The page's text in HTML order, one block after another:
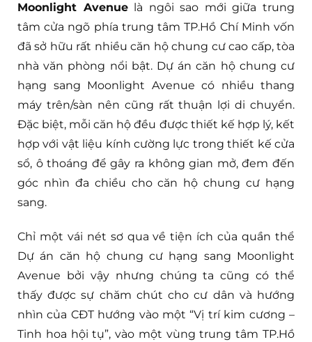
Moonlight Avenuelà ngôi sao mới giữa trung
tâm cửa ngõ phía trung tâm TP.Hồ Chí Minh vốn
đã sở hữu rất nhiều căn hộ chung cư cao cấp, tòa
nhà văn phòng nổi bật. Dự án căn hộ chung cư
hạng sang Moonlight Avenue có nhiều thang
máy trên/sàn nên cũng rất thuận lợi di chuyển.
Đặc biệt, mỗi căn hộ đều được thiết kế hợp lý, kết
hợp với vật liệu kính cường lực trong thiết kế cửa
sổ, ô thoáng để gây ra không gian mở, đem đến
góc nhìn đa chiều cho căn hộ chung cư hạng
sang.
Chỉ một vái nét sơ qua về tiện ích của quần thể
Dự án căn hộ chung cư hạng sang Moonlight
Avenue bởi vậy nhưng chúng ta cũng có thể
thấy được sự chăm chút cho cư dân và hướng
nhìn của CĐT hướng vào một “Vị trí kim cương –
Tinh hoa hội tụ”, vào một vùng trung tâm TP.Hồ